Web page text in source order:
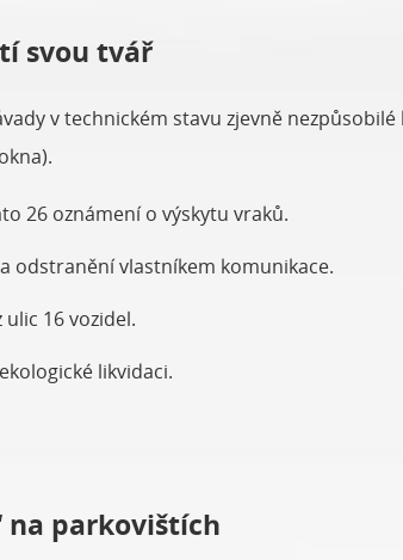
svou tvář
v technickém stavu zjevně
26 oznámení o výskytu vraků.
odstranění vlastníkem komunikace.
16 vozidel.
likvidaci.
na parkovištích